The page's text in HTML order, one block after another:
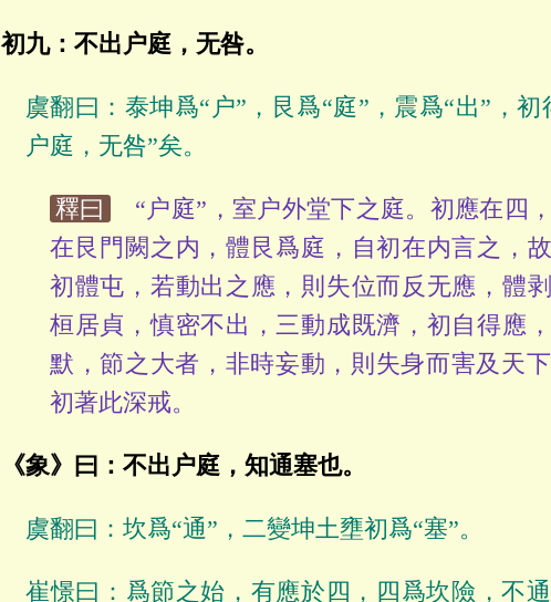
初九：不出户庭，无咎。
虞翻曰：泰坤爲“户”，艮爲“庭”，震爲“出”，
户庭，无咎”矣。
釋曰
“户庭”，室户外堂下之庭。初應在四
在艮門闕之内，體艮爲庭，自初在内言之，
初體屯，若動出之應，則失位而反无應，體
桓居貞，慎密不出，三動成既濟，初自得應
默，節之大者，非時妄動，則失身而害及天
初著此深戒。
《象》曰：不出户庭，知通塞也。
虞翻曰：坎爲“通”，二變坤土壅初爲“塞”。
崔憬曰：爲節之始，有應於四，四爲坎險，不